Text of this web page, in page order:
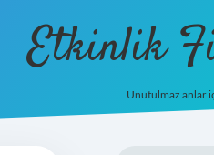
Etkinlik
Unutulmaz anlar